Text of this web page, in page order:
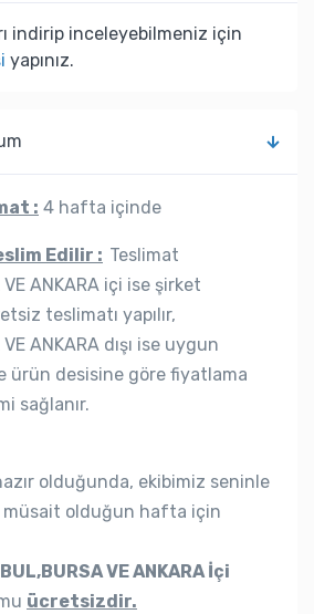
indirip inceleyebilmeniz için
yapınız.
: 4 hafta içinde
Edilir : Teslimat
VE ANKARA içi ise şirket
teslimatı yapılır,
ANKARA dışı ise uygun
ürün desisine göre fiyatlama
sağlanır.
olduğunda, ekibimiz seninle
müsait olduğun hafta için
VE ANKARA İçi
ücretsizdir.